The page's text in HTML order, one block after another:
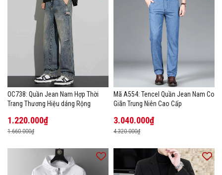
OC738: Quần Jean Nam Hợp Thời
Trang Thương Hiệu dáng Rộng
1.220.000₫
1.660.000₫
Mã A554: Tencel Quần Jean Nam Co
Giãn Trung Niên Cao Cấp
3.040.000₫
4.320.000₫